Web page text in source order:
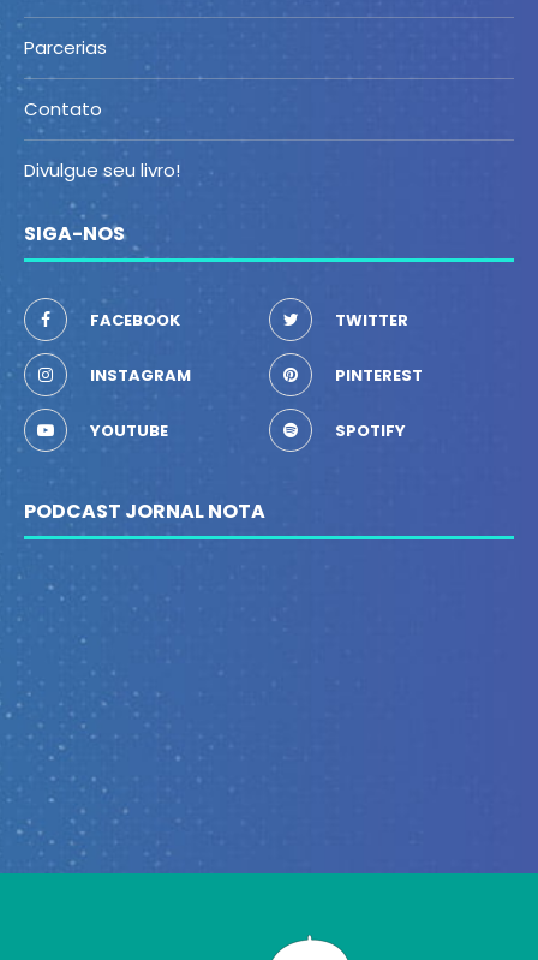
Parcerias
Contato
Divulgue seu livro!
SIGA-NOS
FACEBOOK TWITTER
INSTAGRAM PINTEREST
YOUTUBE SPOTIFY
PODCAST JORNAL NOTA